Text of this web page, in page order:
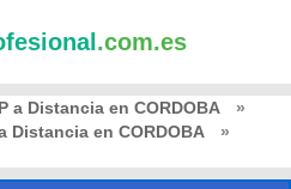
.com.es
a Distancia en CORDOBA
»
en CORDOBA
»